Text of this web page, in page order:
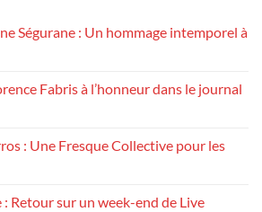
Ségurane : Un hommage intemporel à
Fabris à l’honneur dans le journal
: Une Fresque Collective pour les
: Retour sur un week-end de Live